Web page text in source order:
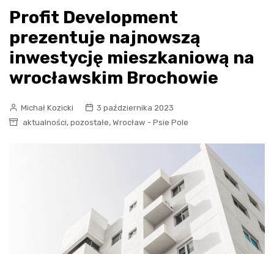
Profit Development
prezentuje najnowszą
inwestycję mieszkaniową na
wrocławskim Brochowie
Michał Kozicki
3 października 2023
aktualności, pozostałe, Wrocław - Psie Pole